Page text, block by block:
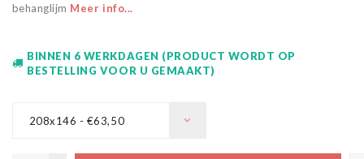
behanglijm Meer info...
BINNEN 6 WERKDAGEN (PRODUCT WORDT OP
BESTELLING VOOR U GEMAAKT)
208x146 - €63,50